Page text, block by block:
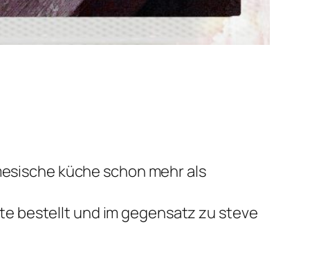
küche schon mehr als
bestellt und im gegensatz zu steve